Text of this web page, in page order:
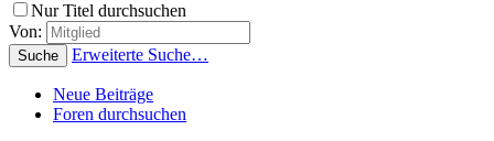
Nur Titel durchsuchen
Von:
Suche Erweiterte Suche…
Neue Beiträge
Foren durchsuchen